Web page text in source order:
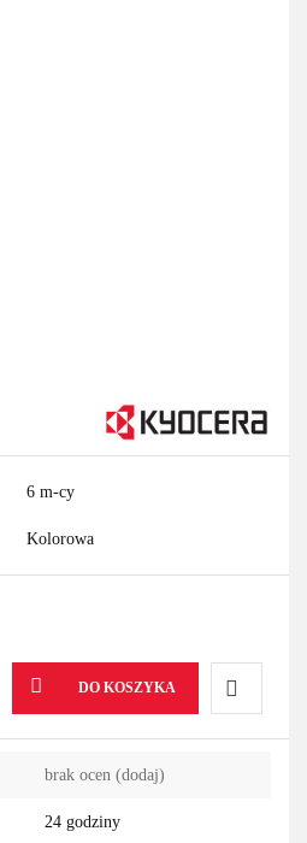
6 m-cy
Kolorowa
DO KOSZYKA
Do
brak ocen (dodaj)
24 godziny